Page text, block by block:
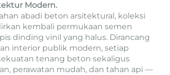
Modern.
abadi beton arsitektural, koleksi
kembali permukaan semen
dinding vinil yang halus. Dirancang
interior publik modern, setiap
tenang beton sekaligus
perawatan mudah, dan tahan api —